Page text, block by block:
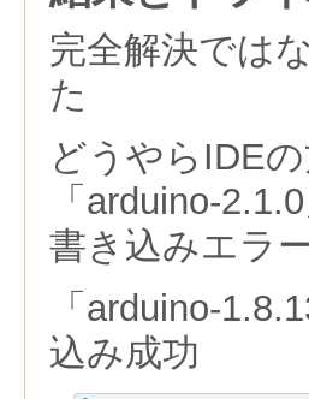
完全解決では
た
どうやらIDE
「arduino-
書き込みエラ
「arduino-
込み成功